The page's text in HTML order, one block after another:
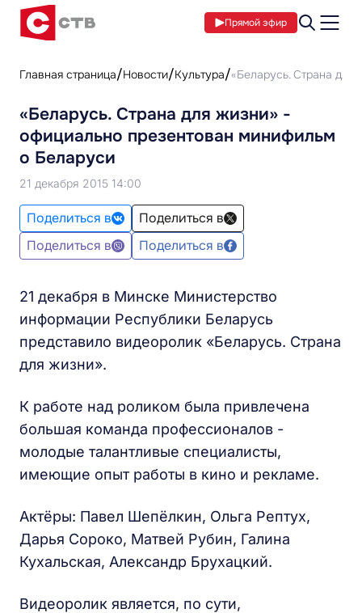
Прямой эфир
Главная страница Новости Культура «Беларусь. Страна
«Беларусь. Страна для жизни» -
официально презентован минифильм
о Беларуси
21 декабря 2015 14:00
Поделиться в
Поделиться в
Поделиться в
Поделиться в
21 декабря в Минске Министерство
информации Республики Беларусь
представило видеоролик «Беларусь. Страна
для жизни».
К работе над роликом была привлечена
большая команда профессионалов -
молодые талантливые специалисты,
имеющие опыт работы в кино и рекламе.
Актёры: Павел Шепёлкин, Ольга Рептух,
Дарья Сороко, Матвей Рубин, Галина
Кухальская, Александр Брухацкий.
Видеоролик является, по сути,